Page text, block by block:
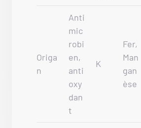
Origa
n
Anti
mic
robi
en,
anti
oxy
dan
t
K
Fer,
Man
gan
èse